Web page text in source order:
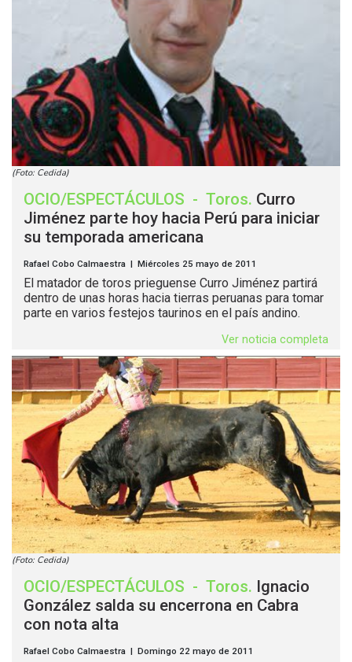
(Foto: Cedida)
OCIO/ESPECTÁCULOS - Toros. Curro
Jiménez parte hoy hacia Perú para iniciar
su temporada americana
Rafael Cobo Calmaestra | Miércoles 25 mayo de 2011
El matador de toros prieguense Curro Jiménez partirá
dentro de unas horas hacia tierras peruanas para tomar
parte en varios festejos taurinos en el país andino.
Ver noticia completa
(Foto: Cedida)
OCIO/ESPECTÁCULOS - Toros. Ignacio
González salda su encerrona en Cabra
con nota alta
Rafael Cobo Calmaestra | Domingo 22 mayo de 2011